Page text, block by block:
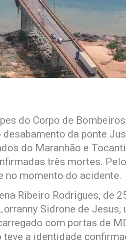
do Corpo de
da ponte
do Maranhão e
três mortes.
no momento do acidente.
Ribeiro Rodrigues, de
Sidrone de Jesus,
com portas de
a identidade